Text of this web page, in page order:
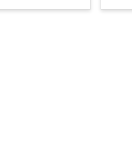
použití za mokra i sucha